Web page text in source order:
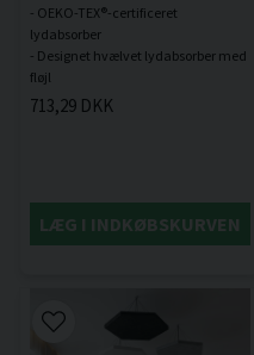
- OEKO-TEX®-certificeret
lydabsorber
- Designet hvælvet lydabsorber med
713,29 DKK
LÆG I INDKØBSKURVEN